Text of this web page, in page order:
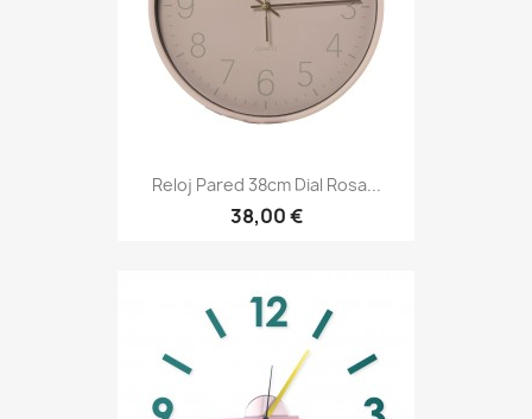
Reloj Pared 38cm Dial Rosa...
38,00 €